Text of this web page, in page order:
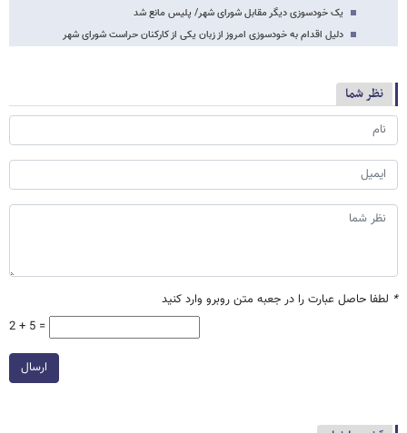
یک خودسوزی دیگر مقابل شورای شهر/ پلیس مانع شد
دلیل اقدام به خودسوزی امروز از زبان یکی از کارکنان حراست شورای شهر
نظر شما
* لطفا حاصل عبارت را در جعبه متن روبرو وارد کنید
2 + 5 =
ارسال